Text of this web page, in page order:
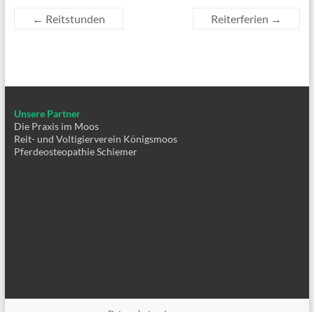
← Reitstunden Reiterferien →
Unsere Partner
Die Praxis im Moos
Reit- und Voltigierverein Königsmoos
Pferdeosteopathie Schiemer